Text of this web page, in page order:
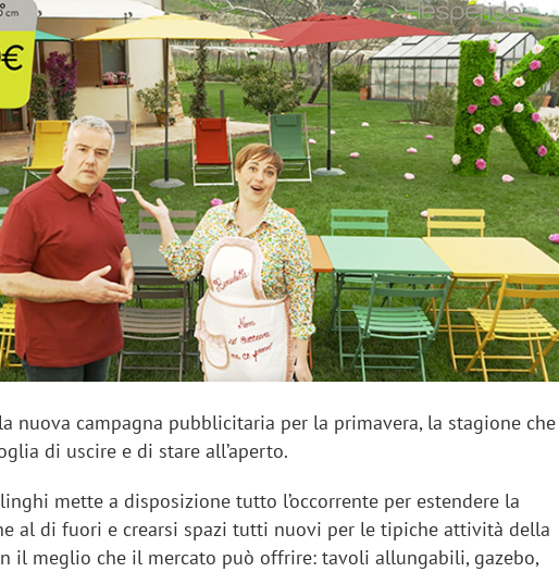
nuova campagna pubblicitaria per la primavera, la stagione che
di uscire e di stare all’aperto.
mette a disposizione tutto l’occorrente per estendere la
al di fuori e crearsi spazi tutti nuovi per le tipiche attività della
il meglio che il mercato può offrire: tavoli allungabili, gazebo,
Ads: «L'Italia è un
e continuerà a
Networking agli eventi: come la
startup Kicè punta a eliminare lo
"spreco di relazioni"